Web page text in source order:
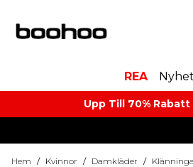
REA
Upp Till 70%
Hem / Kvinnor / Damkläder /